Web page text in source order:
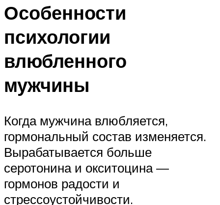
Особенности
психологии
влюбленного
мужчины
Когда мужчина влюбляется,
гормональный состав изменяется.
Вырабатывается больше
серотонина и окситоцина —
гормонов радости и
стрессоустойчивости.